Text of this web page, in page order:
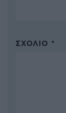
ΣΧΌΛΙΟ *